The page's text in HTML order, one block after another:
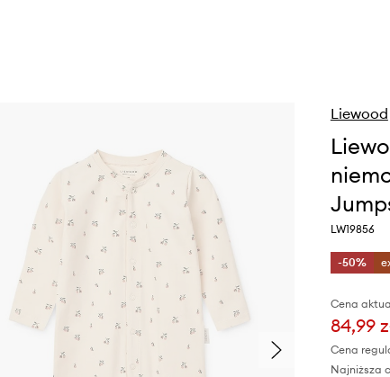
Liewood
LW19856
-50%
Cena
84,99
Cena
Najniższa